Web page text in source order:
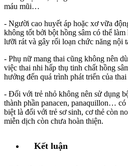
máu mũi…
- Người cao huyết áp hoặc xơ vữa
không tốt bởi bột hồng sâm có thể
lưỡi rát và gây rối loạn chức năng nội
- Phụ nữ mang thai cũng không nên
việc thai nhi hấp thụ tinh chất hồng
hưởng đến quá trình phát triển của
- Đối với trẻ nhỏ không nên sử dụng
thành phần panacen, panaquillon… có
biệt là đối với trẻ sơ sinh, cơ thẻ còn
miễn dịch còn chưa hoàn thiện.
Kết luận